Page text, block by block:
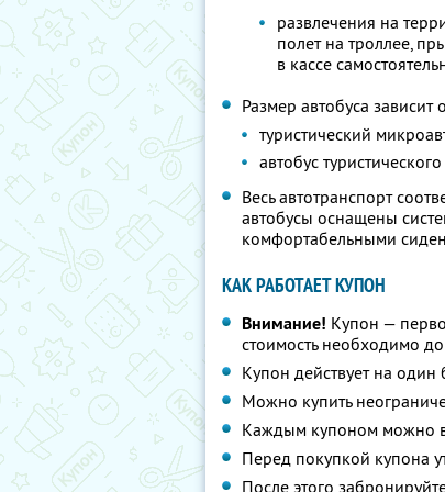
развлечения на
полет на троллее,
в кассе
Размер автобуса зависит
туристический
автобус
Весь автотранспорт
автобусы оснащены
комфортабельными
КАК РАБОТАЕТ КУПОН
Внимание! Купон —
стоимость необходимо
Купон действует на один
Можно купить
Каждым купоном можно
Перед покупкой купона
После этого